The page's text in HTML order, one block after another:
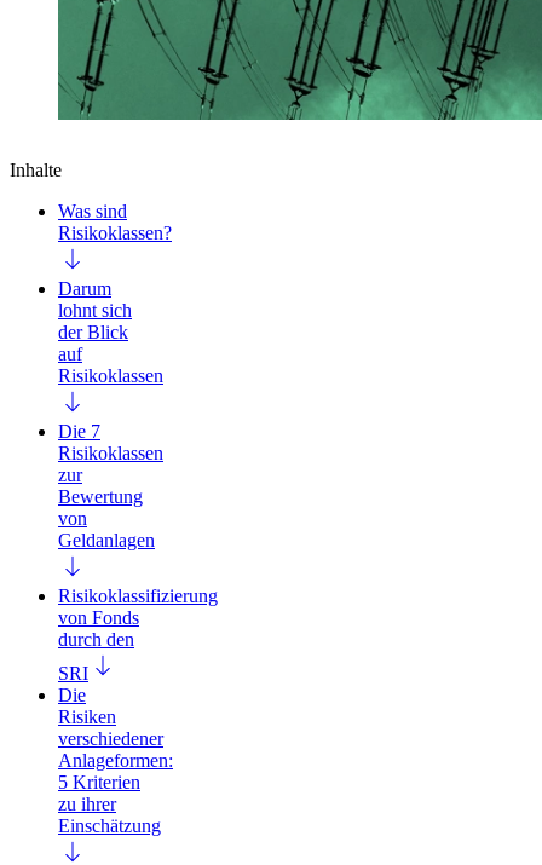
Inhalte
Was sind
Risikoklassen?
Darum
lohnt sich
der Blick
auf
Risikoklassen
Die 7
Risikoklassen
zur
Bewertung
von
Geldanlagen
Risikoklassifizierung
von Fonds
durch den
SRI
Die
Risiken
verschiedener
Anlageformen:
5 Kriterien
zu ihrer
Einschätzung